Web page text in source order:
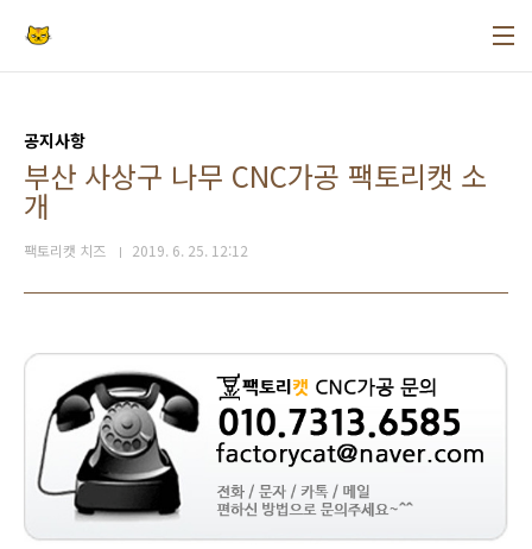
공지사항
부산 사상구 나무 CNC가공 팩토리캣 소
개
팩토리캣 치즈 2019. 6. 25. 12:12